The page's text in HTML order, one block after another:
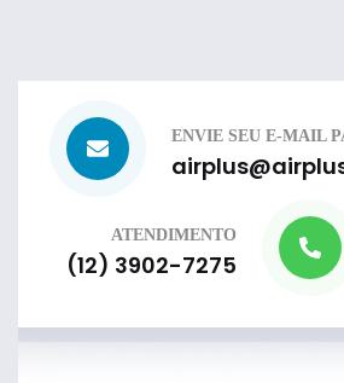
ENVIE SEU E-MAIL
ATENDIMENTO
(12) 3902-7275